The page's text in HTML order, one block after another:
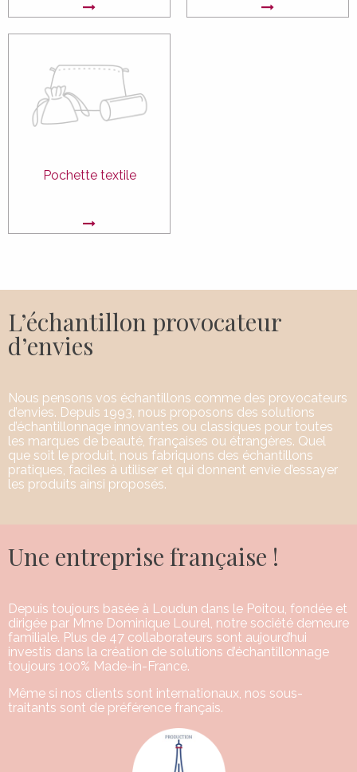
Pochette textile
L’échantillon provocateur
d’envies
Nous pensons vos échantillons comme des provocateurs
d’envies. Depuis 1993, nous proposons des solutions
d’échantillonnage innovantes ou classiques pour toutes
les marques de beauté, françaises ou étrangères. Quel
que soit le produit, nous fabriquons des échantillons
pratiques, faciles à utiliser et qui donnent envie d’essayer
les produits ainsi proposés.
Une entreprise française !
Depuis toujours basée à Loudun dans le Poitou, fondée et
dirigée par Mme Dominique Lourel, notre société demeure
familiale. Plus de 47 collaborateurs sont aujourd’hui
investis dans la création de solutions d’échantillonnage
toujours 100% Made-in-France.
Même si nos clients sont internationaux, nos sous-
traitants sont de préférence français.